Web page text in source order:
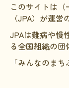
HAM研究班
移行期医療
当サイトについ
このサイトは
（JPA）が運営
JPAは難病や慢
る全国組織の団
「みんなのま